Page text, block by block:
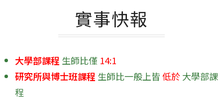
實事快報
大學部課程 生師比僅 14:1
研究所與博士班課程 生師比一般上皆低於大學部課
程